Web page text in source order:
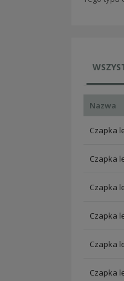
Nazwa
Czapka
Czapka
Czapka
Czapka
Czapka
Czapka